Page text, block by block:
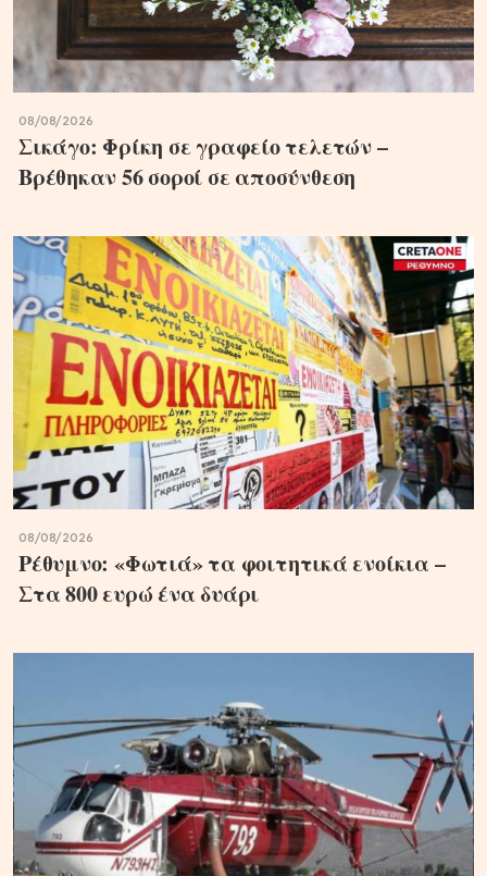
08/08/2026
Σικάγο: Φρίκη σε γραφείο τελετών –
Βρέθηκαν 56 σοροί σε αποσύνθεση
08/08/2026
Ρέθυμνο: «Φωτιά» τα φοιτητικά ενοίκια –
Στα 800 ευρώ ένα δυάρι